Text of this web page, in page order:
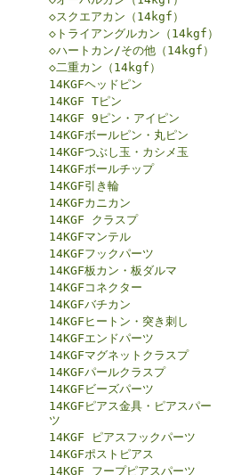
◇スクエアカン（14kgf）
◇トライアングルカン（14kgf）
◇ハートカン/その他（14kgf）
◇二重カン（14kgf）
14KGFヘッドピン
14KGF Tピン
14KGF 9ピン・アイピン
14KGFボールピン・丸ピン
14KGFつぶし玉・カシメ玉
14KGFボールチップ
14KGF引き輪
14KGFカニカン
14KGF クラスプ
14KGFマンテル
14KGFフックパーツ
14KGF板カン・板ダルマ
14KGFコネクター
14KGFバチカン
14KGFヒートン・突き刺し
14KGFエンドパーツ
14KGFマグネットクラスプ
14KGFパールクラスプ
14KGFビーズパーツ
14KGFピアス金具・ピアスパー
ツ
14KGF ピアスフックパーツ
14KGFポストピアス
14KGF フープピアスパーツ